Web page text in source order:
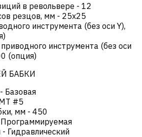
в револьвере - 12
резцов, мм - 25х25
инструмента (без оси Y),
инструмента (без оси
(опция)
БАБКИ
- Базовая
#5
мм - 450
Программируемая
- Гидравлический